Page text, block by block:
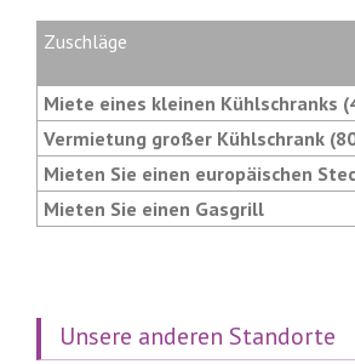
Zuschläge
Miete eines kleinen Kühlschranks
Vermietung großer Kühlschrank
Mieten Sie einen europäischen
Mieten Sie einen Gasgrill
Unsere anderen Standorte